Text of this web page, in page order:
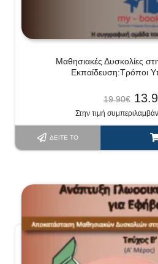
Μαθησιακές Δυσκολίες
Εκπαίδευση:Τρόποι
19.90€
Στην τιμή
ΔΕΊΤΕ ΤΟ